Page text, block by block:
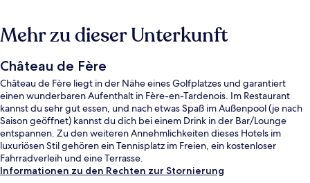
Mehr zu dieser Unterkunft
Château de Fère
Château de Fère liegt in der Nähe eines Golfplatzes und garantiert
einen wunderbaren Aufenthalt in Fère-en-Tardenois. Im Restaurant
kannst du sehr gut essen, und nach etwas Spaß im Außenpool (je nach
Saison geöffnet) kannst du dich bei einem Drink in der Bar/Lounge
entspannen. Zu den weiteren Annehmlichkeiten dieses Hotels im
luxuriösen Stil gehören ein Tennisplatz im Freien, ein kostenloser
Fahrradverleih und eine Terrasse.
Informationen zu den Rechten zur Stornierung